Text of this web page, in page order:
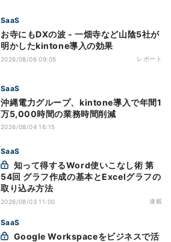
SaaS
お寺にもDXの波 - 一畑寺など山陰5社が
明かしたkintone導入の効果
2026/08/06 09:05 レポート
SaaS
沖縄電力グループ、kintone導入で年間1
万5,000時間の業務時間削減
2026/08/04 16:15
SaaS
54回 グラフ作成の基本とExcelグラフの
取り込み方法
2026/08/03 11:00 連載
SaaS